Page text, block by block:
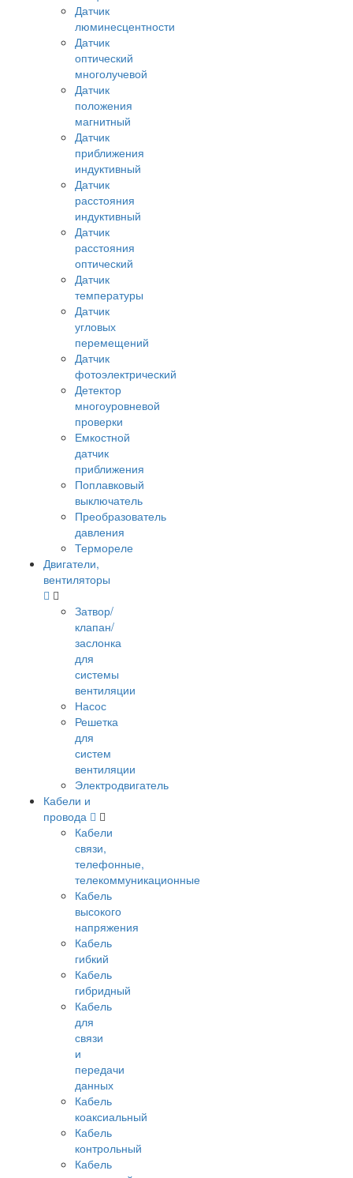
Датчик
люминесцентности
Датчик
оптический
многолучевой
Датчик
положения
магнитный
Датчик
приближения
индуктивный
Датчик
расстояния
индуктивный
Датчик
расстояния
оптический
Датчик
температуры
Датчик
угловых
перемещений
Датчик
фотоэлектрический
Детектор
многоуровневой
проверки
Емкостной
датчик
приближения
Поплавковый
выключатель
Преобразователь
давления
Термореле
Двигатели,
вентиляторы
Затвор/
клапан/
заслонка
для
системы
вентиляции
Насос
Решетка
для
систем
вентиляции
Электродвигатель
Кабели и
провода
Кабели
связи,
телефонные,
телекоммуникационные
Кабель
высокого
напряжения
Кабель
гибкий
Кабель
гибридный
Кабель
для
связи
и
передачи
данных
Кабель
коаксиальный
Кабель
контрольный
Кабель